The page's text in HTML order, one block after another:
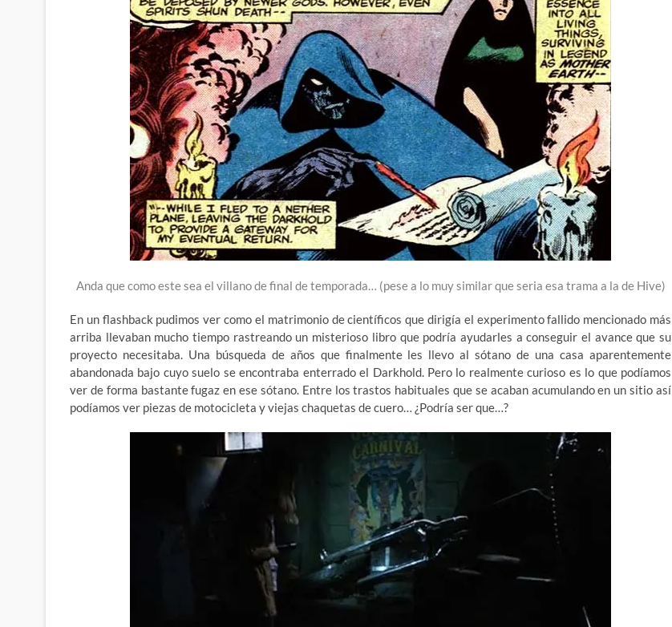
Anda que como este sea el villano de final de temporada… (pese a lo muy similar que seria esa trama a la de Hive)
En un flashback pudimos ver como el matrimonio de científicos que dirigía el experimento fallido mencionado más
arriba llevaban mucho tiempo rastreando un misterioso libro que podría ayudarles a conseguir el avance que su
proyecto necesitaba. Una búsqueda de años que finalmente les llevo al sótano de una casa aparentemente
abandonada bajo cuyo suelo se encontraba enterrado el Darkhold. Pero lo realmente curioso es lo que podíamos
ver de forma bastante fugaz en ese sótano. Entre los trastos habituales que se acaban acumulando en un sitio así
podíamos ver piezas de motocicleta y viejas chaquetas de cuero… ¿Podría ser que…?